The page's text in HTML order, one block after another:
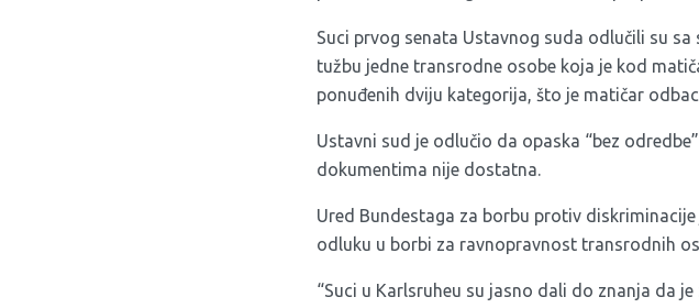
Suci prvog senata Ustavnog suda odlučili su sa
tužbu jedne transrodne osobe koja je kod
ponuđenih dviju kategorija, što je matičar
Ustavni sud je odlučio da opaska “bez
dokumentima nije dostatna.
Ured Bundestaga za borbu protiv
odluku u borbi za ravnopravnost transrodnih
“Suci u Karlsruheu su jasno dali do znanja da